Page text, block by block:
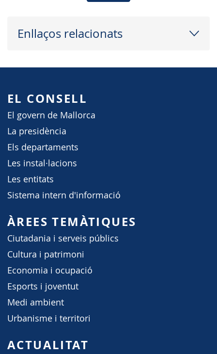
Enllaços relacionats
EL CONSELL
El govern de Mallorca
La presidència
Els departaments
Les instal·lacions
Les entitats
Sistema intern d'informació
ÀREES TEMÀTIQUES
Ciutadania i serveis públics
Cultura i patrimoni
Economia i ocupació
Esports i joventut
Medi ambient
Urbanisme i territori
ACTUALITAT